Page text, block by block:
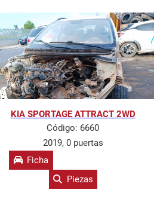
KIA SPORTAGE ATTRACT 2WD
Código: 6660
2019, 0 puertas
Ficha
Piezas